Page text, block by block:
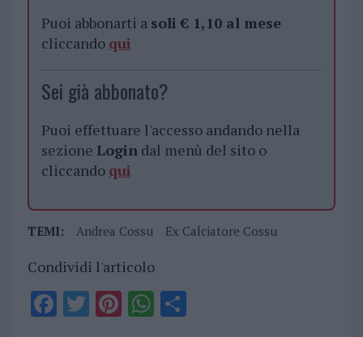
Puoi abbonarti a soli € 1,10 al mese
cliccando qui
Sei già abbonato?
Puoi effettuare l'accesso andando nella
sezione Logindal menù del sito o
cliccando qui
TEMI: Andrea Cossu Ex Calciatore Cossu
Condividi l'articolo
F T PiWS